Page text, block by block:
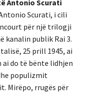
Antonio Scurati
Scurati, i cili
për një trilogji
kanalin publik Rai 3.
25 prill 1945, ai
do të bënte lidhjen
populizmit
Mirëpo, rrugës për